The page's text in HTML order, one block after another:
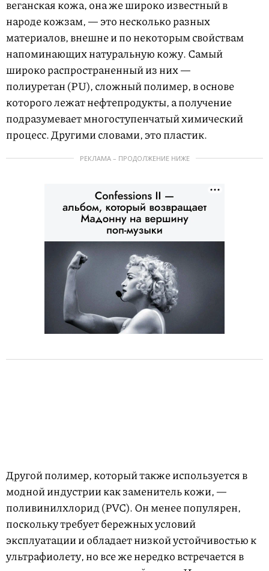
веганская кожа, она же широко известный в
народе кожзам, — это несколько разных
материалов, внешне и по некоторым свойствам
напоминающих натуральную кожу. Самый
широко распространенный из них —
полиуретан (PU), сложный полимер, в основе
которого лежат нефтепродукты, а получение
подразумевает многоступенчатый химический
процесс. Другими словами, это пластик.
РЕКЛАМА – ПРОДОЛЖЕНИЕ НИЖЕ
Другой полимер, который также используется в
модной индустрии как заменитель кожи, —
поливинилхлорид (PVC). Он менее популярен,
поскольку требует бережных условий
эксплуатации и обладает низкой устойчивостью к
ультрафиолету, но все же нередко встречается в